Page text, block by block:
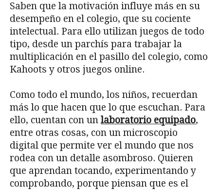
Saben que la motivación influye más en su
desempeño en el colegio, que su cociente
intelectual. Para ello utilizan juegos de todo
tipo, desde un parchís para trabajar la
multiplicación en el pasillo del colegio, como
Kahoots y otros juegos online.
Como todo el mundo, los niños, recuerdan
más lo que hacen que lo que escuchan. Para
ello, cuentan con un laboratorio equipado,
entre otras cosas, con un microscopio
digital que permite ver el mundo que nos
rodea con un detalle asombroso. Quieren
que aprendan tocando, experimentando y
comprobando, porque piensan que es el